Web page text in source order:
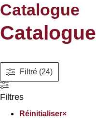
Catalogue
Catalogue
Filtré (24)
Filtres
Réinitialiser×